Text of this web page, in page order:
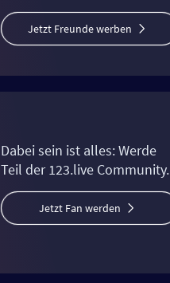
Jetzt Freunde werben
Dabei sein ist alles: Werde
Teil der 123.live Community.
Jetzt Fan werden